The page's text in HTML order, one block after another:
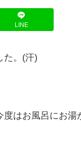
LINE
た。(汗)
はお風呂にお湯